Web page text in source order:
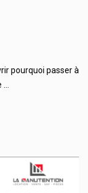
pourquoi passer à